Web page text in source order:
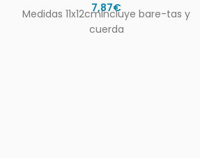
7,87€
Medidas 11x12cmIncluye bare-tas y
cuerda